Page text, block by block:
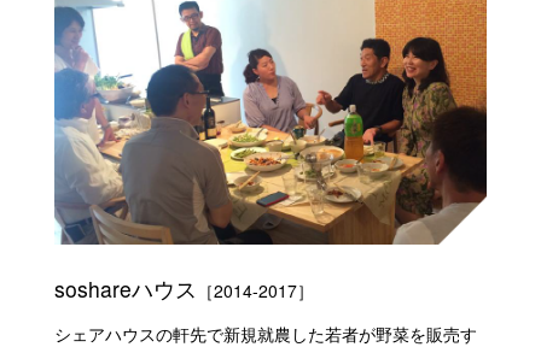
soshareハウス ［2014-2017］
シェアハウスの軒先で新規就農した若者が野菜を販売す